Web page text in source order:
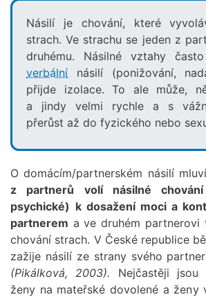
Násilí je chování, které
strach. Ve strachu se jeden z
druhému. Násilné vztahy
verbální násilí (ponižování,
přijde izolace. To ale může,
a jindy velmi rychle a s
přerůst až do fyzického nebo
O domácím/partnerském násilí
z partnerů volí násilné
psychické) k dosažení moci a
partnerem a ve druhém partnerovi
chování strach. V České republice
zažije násilí ze strany svého
(Pikálková, 2003). Nejčastěji jsou
ženy na mateřské dovolené a